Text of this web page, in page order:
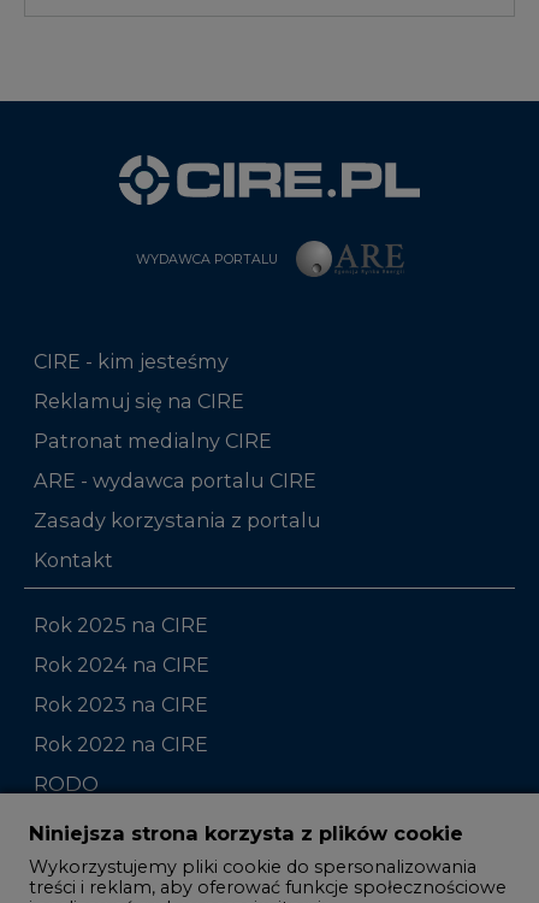
WYDAWCA PORTALU
CIRE - kim jesteśmy
Rok 2025 na CIRE
Rok 2024 na CIRE
Zmiany kadrowe na rynku
Studio CIRE
Niniejsza strona korzysta z plików cookie
Wykorzystujemy pliki cookie do spersonalizowania
treści i reklam, aby oferować funkcje społecznościowe